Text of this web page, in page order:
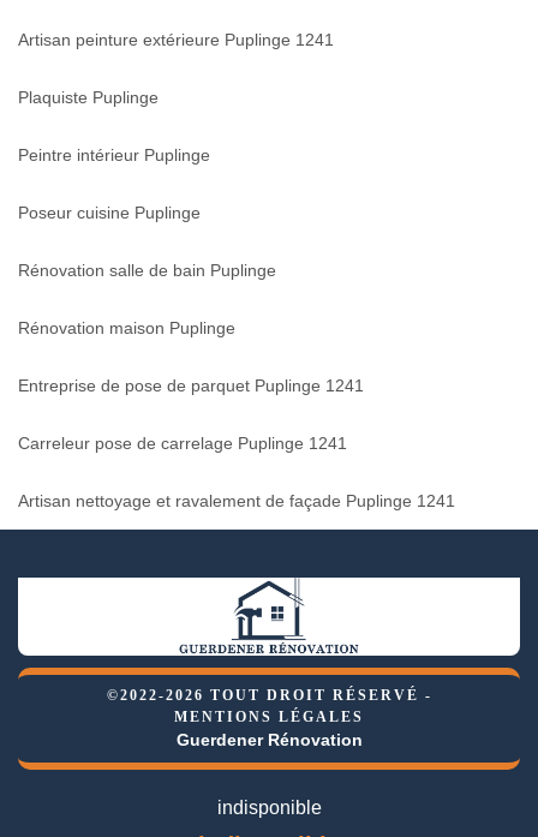
Artisan peinture extérieure Puplinge 1241
Plaquiste Puplinge
Peintre intérieur Puplinge
Poseur cuisine Puplinge
Rénovation salle de bain Puplinge
Rénovation maison Puplinge
Entreprise de pose de parquet Puplinge 1241
Carreleur pose de carrelage Puplinge 1241
Artisan nettoyage et ravalement de façade Puplinge 1241
©2022-2026 TOUT DROIT RÉSERVÉ -
MENTIONS LÉGALES
Guerdener Rénovation
indisponible